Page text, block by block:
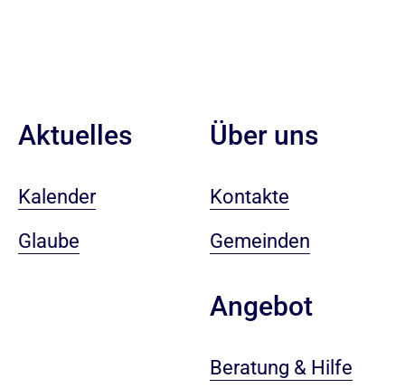
Aktuelles
Kalender
Glaube
Über uns
Kontakte
Gemeinden
Angebot
Beratung & Hilfe